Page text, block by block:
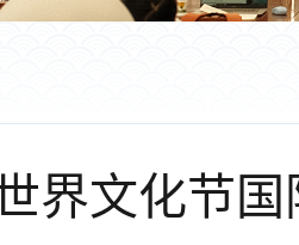
界文化节